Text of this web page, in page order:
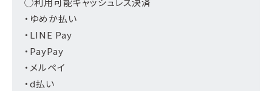
・ゆめか払い
・LINE Pay
・PayPay
・メルペイ
・d払い